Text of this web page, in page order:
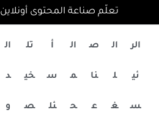
تعلّم صناعة المحتوى أونلاين
الر
ئي
س
ال
ل
غ
ص
نا
ع
ال
م
ح
أ
س
ئل
تل
خي
ص
ال
د
و